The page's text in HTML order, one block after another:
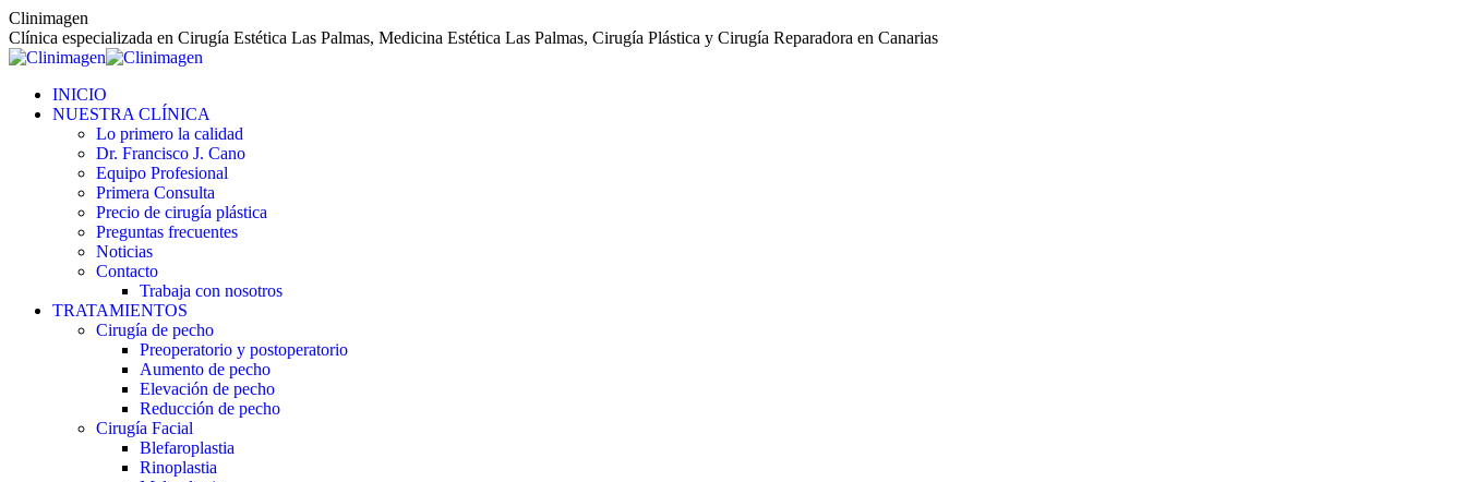
Saltar
al
contenido
Clinimagen
Clínica especializada en Cirugía Estética Las Palmas, Medicina Estética Las Palmas, Cirugía Plástica y Cirugía Reparadora en Canarias
INICIO
NUESTRA CLÍNICA
Lo primero la calidad
Dr. Francisco J. Cano
Equipo Profesional
Primera Consulta
Precio de cirugía plástica
Preguntas frecuentes
Noticias
Contacto
Trabaja con nosotros
TRATAMIENTOS
Cirugía de pecho
Preoperatorio y postoperatorio
Aumento de pecho
Elevación de pecho
Reducción de pecho
Cirugía Facial
Blefaroplastia
Rinoplastia